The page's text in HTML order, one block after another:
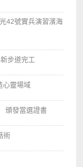
42號實兵演習濱海
步道完工
心靈場域
頒發當選證書
術